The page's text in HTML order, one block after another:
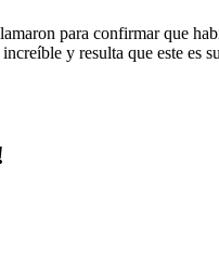
para confirmar que
y resulta que este es